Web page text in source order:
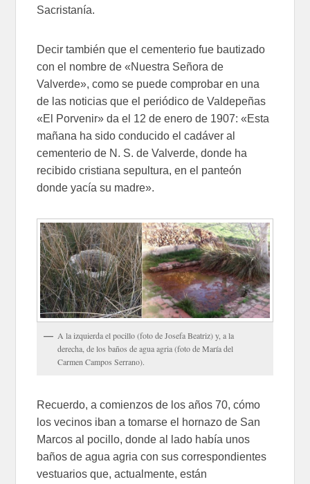
Sacristanía.
Decir también que el cementerio fue bautizado
con el nombre de «Nuestra Señora de
Valverde», como se puede comprobar en una
de las noticias que el periódico de Valdepeñas
«El Porvenir» da el 12 de enero de 1907: «Esta
mañana ha sido conducido el cadáver al
cementerio de N. S. de Valverde, donde ha
recibido cristiana sepultura, en el panteón
donde yacía su madre».
A la izquierda el pocillo (foto de Josefa Beatriz) y, a la
derecha, de los baños de agua agria (foto de María del
Carmen Campos Serrano).
Recuerdo, a comienzos de los años 70, cómo
los vecinos iban a tomarse el hornazo de San
Marcos al pocillo, donde al lado había unos
baños de agua agria con sus correspondientes
vestuarios que, actualmente, están